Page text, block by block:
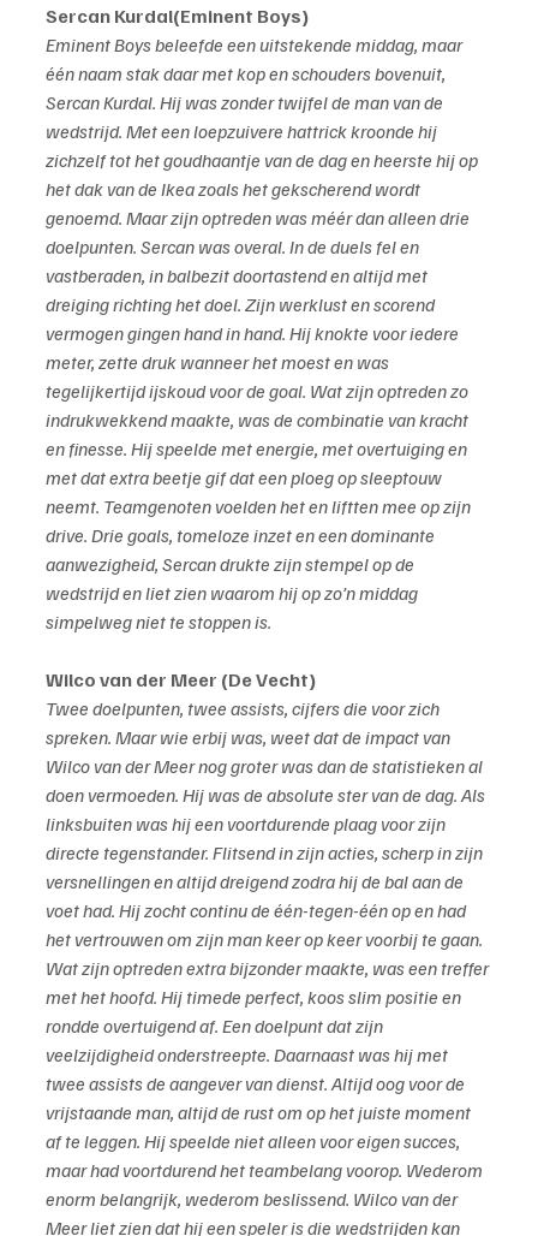
Sercan Kurdal(Eminent Boys)
Eminent Boys beleefde een uitstekende middag, maar
één naam stak daar met kop en schouders bovenuit,
Sercan Kurdal. Hij was zonder twijfel de man van de
wedstrijd. Met een loepzuivere hattrick kroonde hij
zichzelf tot het goudhaantje van de dag en heerste hij op
het dak van de Ikea zoals het gekscherend wordt
genoemd. Maar zijn optreden was méér dan alleen drie
doelpunten. Sercan was overal. In de duels fel en
vastberaden, in balbezit doortastend en altijd met
dreiging richting het doel. Zijn werklust en scorend
vermogen gingen hand in hand. Hij knokte voor iedere
meter, zette druk wanneer het moest en was
tegelijkertijd ijskoud voor de goal. Wat zijn optreden zo
indrukwekkend maakte, was de combinatie van kracht
en finesse. Hij speelde met energie, met overtuiging en
met dat extra beetje gif dat een ploeg op sleeptouw
neemt. Teamgenoten voelden het en liftten mee op zijn
drive. Drie goals, tomeloze inzet en een dominante
aanwezigheid, Sercan drukte zijn stempel op de
wedstrijd en liet zien waarom hij op zo’n middag
simpelweg niet te stoppen is.
Wilco van der Meer (De Vecht)
Twee doelpunten, twee assists, cijfers die voor zich
spreken. Maar wie erbij was, weet dat de impact van
Wilco van der Meer nog groter was dan de statistieken al
doen vermoeden. Hij was de absolute ster van de dag. Als
linksbuiten was hij een voortdurende plaag voor zijn
directe tegenstander. Flitsend in zijn acties, scherp in zijn
versnellingen en altijd dreigend zodra hij de bal aan de
voet had. Hij zocht continu de één-tegen-één op en had
het vertrouwen om zijn man keer op keer voorbij te gaan.
Wat zijn optreden extra bijzonder maakte, was een treffer
met het hoofd. Hij timede perfect, koos slim positie en
rondde overtuigend af. Een doelpunt dat zijn
veelzijdigheid onderstreepte. Daarnaast was hij met
twee assists de aangever van dienst. Altijd oog voor de
vrijstaande man, altijd de rust om op het juiste moment
af te leggen. Hij speelde niet alleen voor eigen succes,
maar had voortdurend het teambelang voorop. Wederom
enorm belangrijk, wederom beslissend. Wilco van der
Meer liet zien dat hij een speler is die wedstrijden kan